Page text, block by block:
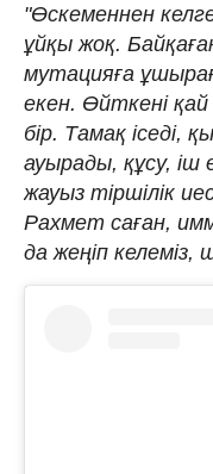
"Өскеменнен
ұйқы жоқ.
мутацияға
екен. Өйткені
бір. Тамақ іседі,
ауырады, құсу, іш
жауыз тіршілік
Рахмет саған,
да жеңіп келеміз,